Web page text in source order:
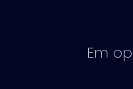
Em